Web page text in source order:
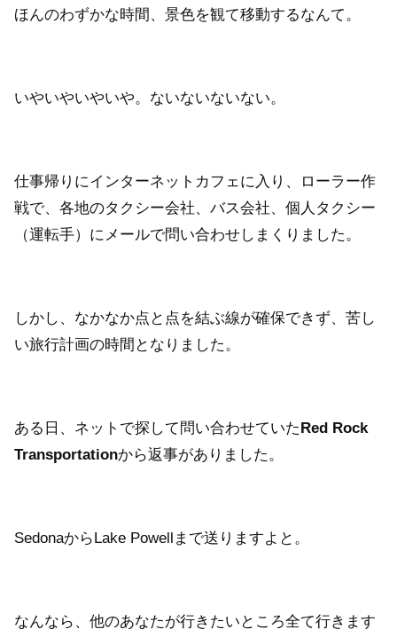
ほんのわずかな時間、景色を観て移動するなんて。
いやいやいやいや。ないないないない。
仕事帰りにインターネットカフェに入り、ローラー作
戦で、各地のタクシー会社、バス会社、個人タクシー
（運転手）にメールで問い合わせしまくりました。
しかし、なかなか点と点を結ぶ線が確保できず、苦し
い旅行計画の時間となりました。
ある日、ネットで探して問い合わせていたRed Rock
Transportationから返事がありました。
SedonaからLake Powellまで送りますよと。
なんなら、他のあなたが行きたいところ全て行きます